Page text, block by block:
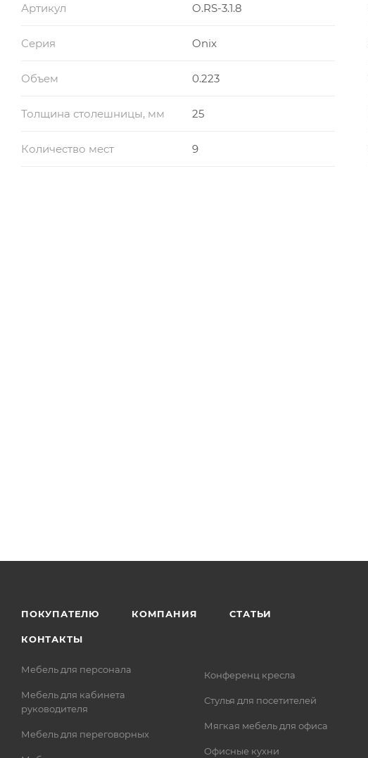
Артикул O.RS-3.1.8
Серия Onix
Объем 0.223
Толщина столешницы, мм 25
Количество мест 9
ПОКУПАТЕЛЮ КОМПАНИЯ СТАТЬИ
КОНТАКТЫ
Мебель для персонала
Мебель для кабинета
руководителя
Мебель для переговорных
Конференц кресла
Стулья для посетителей
Мягкая мебель для офиса
Офисные кухни